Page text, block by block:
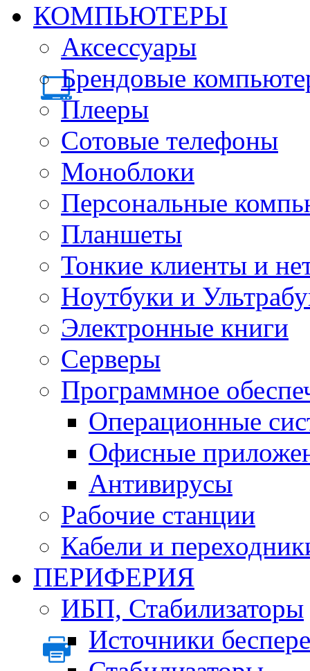
КОМПЬЮТЕРЫ
Аксессуары
Брендовые
Плееры
Сотовые телефоны
Моноблоки
Персональные
Планшеты
Тонкие клиенты и
Ноутбуки и
Электронные книги
Серверы
Программное
Операционные
Офисные
Антивирусы
Рабочие станции
Кабели и
ПЕРИФЕРИЯ
ИБП, Стабилизаторы
Источники